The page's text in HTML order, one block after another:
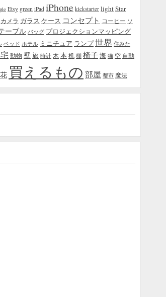
Etsy green iPad iPhone kickstarter lightStar
カメラ ガラス ケース コンセプト コーヒー ソ
ーブル バッグ プロジェクションマッピング
ベッド ホテル ミニチュア ランプ世界 住みた
動物 壁旅 時計 木 本机 棚 椅子海 猫 空 自動
花 買えるもの 部屋 都市 魔法